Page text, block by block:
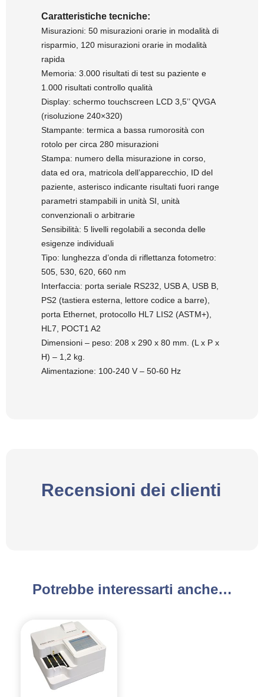
Caratteristiche tecniche:
Misurazioni: 50 misurazioni orarie in modalità di
risparmio, 120 misurazioni orarie in modalità
rapida
Memoria: 3.000 risultati di test su paziente e
1.000 risultati controllo qualità
Display: schermo touchscreen LCD 3,5’’ QVGA
(risoluzione 240×320)
Stampante: termica a bassa rumorosità con
rotolo per circa 280 misurazioni
Stampa: numero della misurazione in corso,
data ed ora, matricola dell’apparecchio, ID del
paziente, asterisco indicante risultati fuori range
parametri stampabili in unità SI, unità
convenzionali o arbitrarie
Sensibilità: 5 livelli regolabili a seconda delle
esigenze individuali
Tipo: lunghezza d’onda di riflettanza fotometro:
505, 530, 620, 660 nm
Interfaccia: porta seriale RS232, USB A, USB B,
PS2 (tastiera esterna, lettore codice a barre),
porta Ethernet, protocollo HL7 LIS2 (ASTM+),
HL7, POCT1 A2
Dimensioni – peso: 208 x 290 x 80 mm. (L x P x
H) – 1,2 kg.
Alimentazione: 100-240 V – 50-60 Hz
Recensioni dei clienti
Potrebbe interessarti anche…